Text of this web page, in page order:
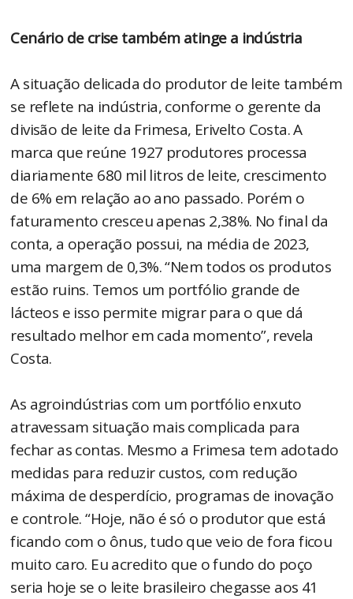
Cenário de crise também atinge a indústria
A situação delicada do produtor de leite também
se reflete na indústria, conforme o gerente da
divisão de leite da Frimesa, Erivelto Costa. A
marca que reúne 1927 produtores processa
diariamente 680 mil litros de leite, crescimento
de 6% em relação ao ano passado. Porém o
faturamento cresceu apenas 2,38%. No final da
conta, a operação possui, na média de 2023,
uma margem de 0,3%. “Nem todos os produtos
estão ruins. Temos um portfólio grande de
lácteos e isso permite migrar para o que dá
resultado melhor em cada momento”, revela
Costa.
As agroindústrias com um portfólio enxuto
atravessam situação mais complicada para
fechar as contas. Mesmo a Frimesa tem adotado
medidas para reduzir custos, com redução
máxima de desperdício, programas de inovação
e controle. “Hoje, não é só o produtor que está
ficando com o ônus, tudo que veio de fora ficou
muito caro. Eu acredito que o fundo do poço
seria hoje se o leite brasileiro chegasse aos 41